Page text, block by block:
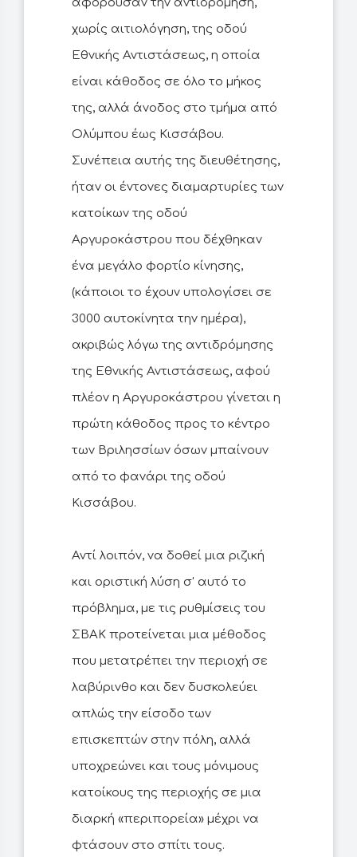
αφορούσαν την αντιδρόμηση,
χωρίς αιτιολόγηση, της οδού
Εθνικής Αντιστάσεως, η οποία
είναι κάθοδος σε όλο το μήκος
της, αλλά άνοδος στο τμήμα από
Ολύμπου έως Κισσάβου.
Συνέπεια αυτής της διευθέτησης,
ήταν οι έντονες διαμαρτυρίες των
κατοίκων της οδού
Αργυροκάστρου που δέχθηκαν
ένα μεγάλο φορτίο κίνησης,
(κάποιοι το έχουν υπολογίσει σε
3000 αυτοκίνητα την ημέρα),
ακριβώς λόγω της αντιδρόμησης
της Εθνικής Αντιστάσεως, αφού
πλέον η Αργυροκάστρου γίνεται η
πρώτη κάθοδος προς το κέντρο
των Βριλησσίων όσων μπαίνουν
από το φανάρι της οδού
Κισσάβου.
Αντί λοιπόν, να δοθεί μια ριζική
και οριστική λύση σ' αυτό το
πρόβλημα, με τις ρυθμίσεις του
ΣΒΑΚ προτείνεται μια μέθοδος
που μετατρέπει την περιοχή σε
λαβύρινθο και δεν δυσκολεύει
απλώς την είσοδο των
επισκεπτών στην πόλη, αλλά
υποχρεώνει και τους μόνιμους
κατοίκους της περιοχής σε μια
διαρκή «περιπορεία» μέχρι να
φτάσουν στο σπίτι τους.